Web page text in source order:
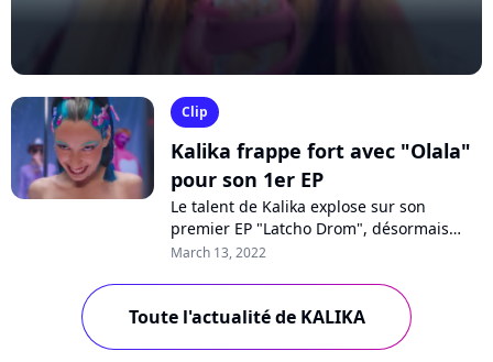
Clip
Kalika frappe fort avec "Olala"
pour son 1er EP
Le talent de Kalika explose sur son
premier EP "Latcho Drom", désormais
présenté par le biais du single "Olala", où
March 13, 2022
Toute l'actualité de KALIKA